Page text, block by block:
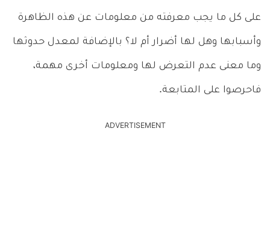
على كل ما يجب معرفته من معلومات عن هذه الظاهرة
وأسبابها وهل لها أضرار أم لا؟ بالإضافة لمعدل حدوثها
وما معنى عدم التعرض لها ومعلومات أخرى مهمة،
فاحرصوا على المتابعة.
ADVERTISEMENT